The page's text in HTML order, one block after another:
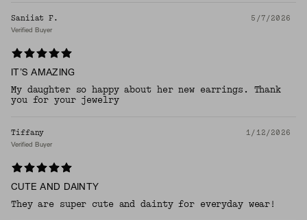
Saniiat F. 5/7/2026
Verified Buyer
IT’S AMAZING
My daughter so happy about her new earrings. Thank
you for your jewelry
Tiffany 1/12/2026
Verified Buyer
CUTE AND DAINTY
They are super cute and dainty for everyday wear!